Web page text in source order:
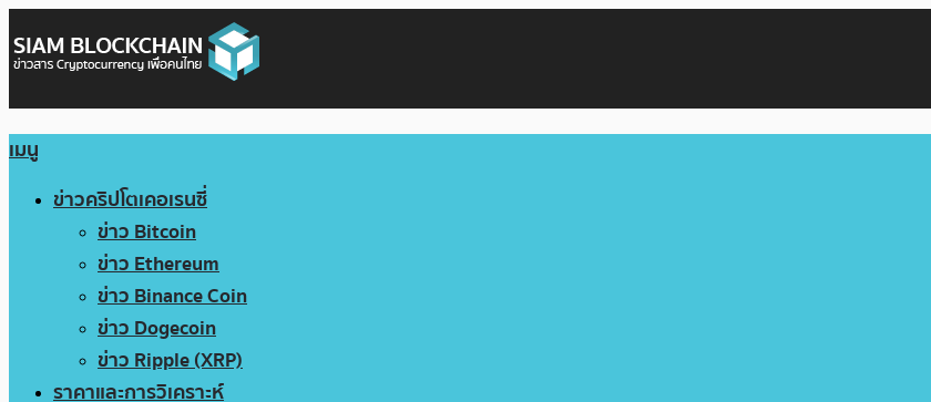
เมนู
ข่าวคริปโตเคอเรนซี่
ข่าว Bitcoin
ข่าว Ethereum
ข่าว Binance Coin
ข่าว Dogecoin
ข่าว Ripple (XRP)
ราคาและการวิเคราะห์